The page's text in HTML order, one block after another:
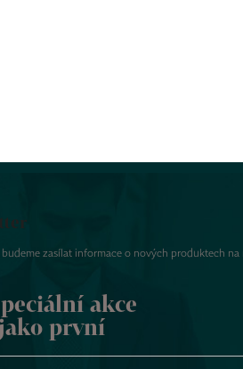
zasílat informace o nových produktech na
akce
první